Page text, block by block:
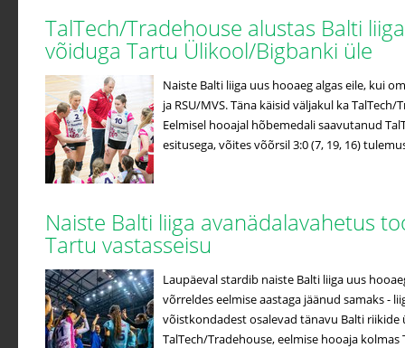
TalTech/Tradehouse alustas Balti
võiduga Tartu Ülikool/Bigbanki üle
Naiste Balti liiga uus hooaeg algas eile, kui
ja RSU/MVS. Täna käisid väljakul ka
Eelmisel hooajal hõbemedali saavutanud
esitusega, võites võõrsil 3:0 (7, 19, 16)
Naiste Balti liiga avanädalavahetus
Tartu vastasseisu
Laupäeval stardib naiste Balti liiga uus
võrreldes eelmise aastaga jäänud samaks -
võistkondadest osalevad tänavu Balti
TalTech/Tradehouse, eelmise hooaja